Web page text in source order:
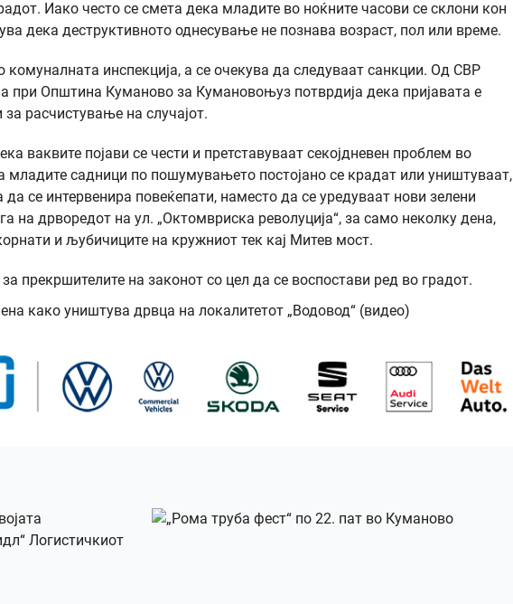
Иако често се смета дека младите во ноќните часови се склони кон
дека деструктивното однесување не познава возраст, пол или време.
комуналната инспекција, а се очекува да следуваат санкции. Од СВР
при Општина Куманово за Кумановоњуз потврдија дека пријавата е
расчистување на случајот.
ваквите појави се чести и претставуваат секојдневен проблем во
младите садници по пошумувањето постојано се крадат или уништуваат,
се интервенира повеќепати, наместо да се уредуваат нови зелени
на дрворедот на ул. „Октомвриска револуција“, за само неколку дена,
и љубичиците на кружниот тек кај Митев мост.
прекршителите на законот со цел да се воспостави ред во градот.